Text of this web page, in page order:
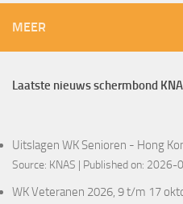
MEER
Laatste nieuws schermbond
Uitslagen WK Senioren - Hong
Source: KNAS Published on: 2026-
WK Veteranen 2026, 9 t/m 17